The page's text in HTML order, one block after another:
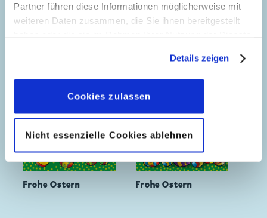
Partner führen diese Informationen möglicherweise mit
weiteren Daten zusammen, die Sie ihnen bereitgestellt
geben, können Sie diese jederzeit in der
Datenschutzerklärungwieder widerrufen.
Details zeigen
Cookies zulassen
Nicht essenzielle Cookies ablehnen
Frohe Ostern Frohe Ostern